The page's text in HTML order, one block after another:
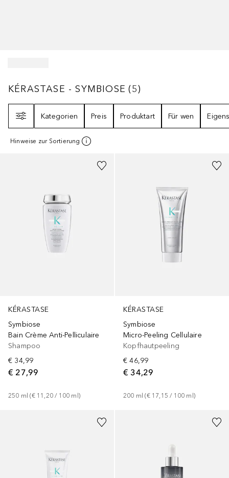
KÉRASTASE - SYMBIOSE5
KÉRASTASE - SYMBIOSE (5)
Kategorien
Preis Produktart Für wen
Hinweise zur Sortierung
KÉRASTASE
Symbiose
Bain Crème Anti-Pelliculaire
Shampoo
€ 34,99
€ 27,99
250 ml (€ 11,20 / 100 ml)
KÉRASTASE
Symbiose
Micro-Peeling Cellulaire
Kopfhautpeeling
€ 46,99
€ 34,29
200 ml (€ 17,15 / 100 ml )